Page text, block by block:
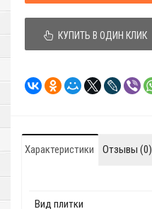
КУПИТЬ В ОДИН КЛИК
Характеристики Отзывы (0)
Вид плитки